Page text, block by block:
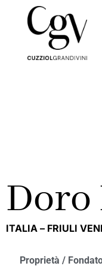
ITALIA – FRIULI
Proprietà /